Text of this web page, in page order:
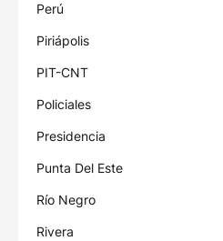
Perú
Piriápolis
PIT-CNT
Policiales
Presidencia
Punta Del Este
Río Negro
Rivera